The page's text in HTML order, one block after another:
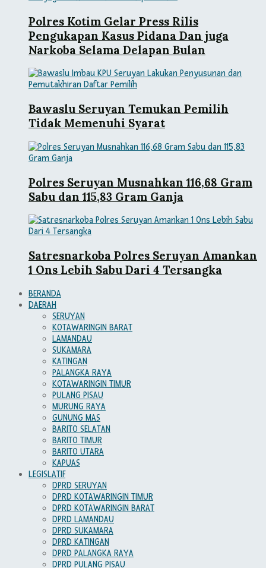
Polres Kotim Gelar Press Rilis
Pengukapan Kasus Pidana Dan juga
Narkoba Selama Delapan Bulan
Bawaslu Seruyan Temukan Pemilih
Tidak Memenuhi Syarat
Polres Seruyan Musnahkan 116,68 Gram
Sabu dan 115,83 Gram Ganja
Satresnarkoba Polres Seruyan Amankan
1 Ons Lebih Sabu Dari 4 Tersangka
BERANDA
DAERAH
SERUYAN
KOTAWARINGIN BARAT
LAMANDAU
SUKAMARA
KATINGAN
PALANGKA RAYA
KOTAWARINGIN TIMUR
PULANG PISAU
MURUNG RAYA
GUNUNG MAS
BARITO SELATAN
BARITO TIMUR
BARITO UTARA
KAPUAS
LEGISLATIF
DPRD SERUYAN
DPRD KOTAWARINGIN TIMUR
DPRD KOTAWARINGIN BARAT
DPRD LAMANDAU
DPRD SUKAMARA
DPRD KATINGAN
DPRD PALANGKA RAYA
DPRD PULANG PISAU